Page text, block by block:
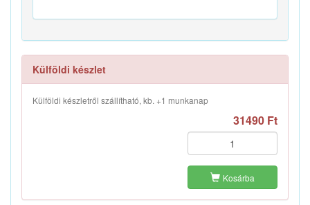
Külföldi készlet
Külföldi készletről szállítható, kb. +1 munkanap
31490 Ft
Kosárba